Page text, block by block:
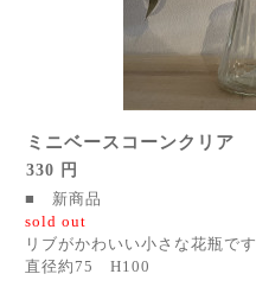
ミニベースコーンクリア
330 円
■ 新商品
sold out
リブがかわいい小さな花瓶です
直径約75 H100